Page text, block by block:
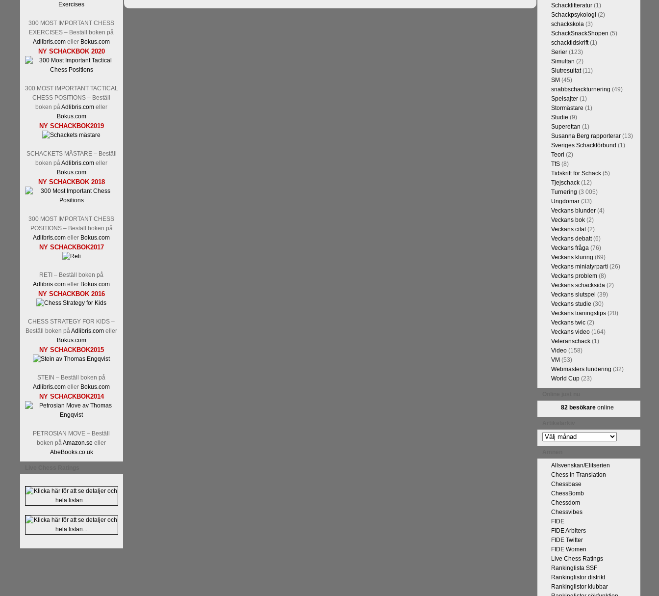
300 MOST IMPORTANT CHESS
EXERCISES – Beställ boken på
Adlibris.com eller Bokus.com
NY SCHACKBOK 2020
300 MOST IMPORTANT TACTICAL
CHESS POSITIONS – Beställ
boken påAdlibris.com eller
Bokus.com
NY SCHACKBOK2019
SCHACKETS MÄSTARE – Beställ
boken påAdlibris.com eller
Bokus.com
NY SCHACKBOK 2018
300 MOST IMPORTANT CHESS
POSITIONS – Beställ boken på
Adlibris.com eller Bokus.com
NY SCHACKBOK2017
RETI – Beställ boken på
Adlibris.com eller Bokus.com
NY SCHACKBOK 2016
CHESS STRATEGY FOR KIDS –
Beställ boken påAdlibris.com eller
Bokus.com
NY SCHACKBOK2015
STEIN – Beställ boken på
Adlibris.com eller Bokus.com
NY SCHACKBOK2014
PETROSIAN MOVE – Beställ
boken påAmazon.se eller
AbeBooks.co.uk
Schacklitteratur(1)
Schackpsykologi (2)
schackskola(3)
SchackSnackShopen (5)
schacktidskrift(1)
Serier(123)
Simultan (2)
Slutresultat(11)
SM (45)
snabbschackturnering (49)
Spelsajter(1)
Stormästare (1)
Studie (9)
Superettan (1)
Susanna Berg rapporterar(13)
Sveriges Schackförbund (1)
Teori (2)
TfS(8)
Tidskrift för Schack(5)
Tjejschack(12)
Turnering (3 005)
Ungdomar(33)
Veckans blunder(4)
Veckans bok(2)
Veckans citat(2)
Veckans debatt(6)
Veckans fråga(76)
Veckans kluring (69)
Veckans miniatyrparti (26)
Veckans problem(8)
Veckans schacksida(2)
Veckans slutspel (39)
Veckans studie (30)
Veckans träningstips(20)
Veckans twic(2)
Veckans video(164)
Veteranschack(1)
Video(158)
VM (53)
Webmasters fundering (32)
World Cup(23)
82 besökareonline
Artikelarkiv
Allsvenskan/Elitserien
Chess in Translation
Chessbase
ChessBomb
Chessdom
Chessvibes
FIDE
FIDE Arbiters
FIDE Twitter
FIDE Women
Live Chess Ratings
Rankinglista SSF
Rankinglistor distrikt
Rankinglistor klubbar